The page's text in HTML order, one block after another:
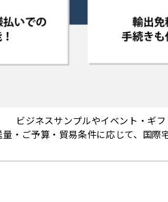
ビジネスサンプルやイベント・ギ
量・ご予算・貿易条件に応じて、国際